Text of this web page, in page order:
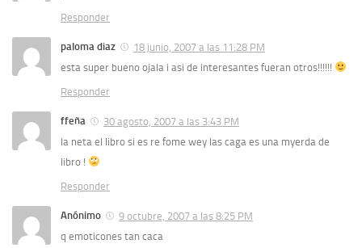
Responder
paloma diaz
18 junio, 2007 a las 11:28 PM
esta super bueno ojala i asi de interesantes fueran otros!!!!!!
Responder
ffeña
30 agosto, 2007 a las 3:43 PM
la neta el libro si es re fome wey las caga es una myerda de
libro !
Responder
Anónimo
9 octubre, 2007 a las 8:25 PM
q emoticones tan caca